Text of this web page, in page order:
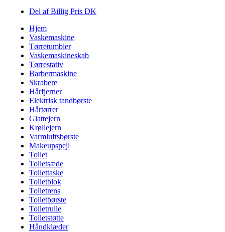
Del af Billig Pris DK
Hjem
Vaskemaskine
Tørretumbler
Vaskemaskineskab
Tørrestativ
Barbermaskine
Skrabere
Hårfjerner
Elektrisk tandbørste
Hårtørrer
Glattejern
Krøllejern
Varmluftsbørste
Makeupspejl
Toilet
Toiletsæde
Toilettaske
Toiletblok
Toiletrens
Toiletbørste
Toiletrulle
Toiletstøtte
Håndklæder